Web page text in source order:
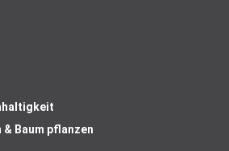
Baum pflanzen